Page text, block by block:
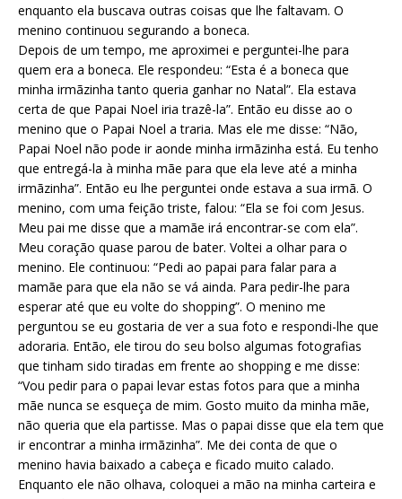
enquanto ela buscava outras coisas que lhe faltavam. O
menino continuou segurando a boneca.
Depois de um tempo, me aproximei e perguntei-lhe para
quem era a boneca. Ele respondeu: “Esta é a boneca que
minha irmãzinha tanto queria ganhar no Natal”. Ela estava
certa de que Papai Noel iria trazê-la”. Então eu disse ao o
menino que o Papai Noel a traria. Mas ele me disse: “Não,
Papai Noel não pode ir aonde minha irmãzinha está. Eu tenho
que entregá-la à minha mãe para que ela leve até a minha
irmãzinha”. Então eu lhe perguntei onde estava a sua irmã. O
menino, com uma feição triste, falou: “Ela se foi com Jesus.
Meu pai me disse que a mamãe irá encontrar-se com ela”.
Meu coração quase parou de bater. Voltei a olhar para o
menino. Ele continuou: “Pedi ao papai para falar para a
mamãe para que ela não se vá ainda. Para pedir-lhe para
esperar até que eu volte do shopping”. O menino me
perguntou se eu gostaria de ver a sua foto e respondi-lhe que
adoraria. Então, ele tirou do seu bolso algumas fotografias
que tinham sido tiradas em frente ao shopping e me disse:
“Vou pedir para o papai levar estas fotos para que a minha
mãe nunca se esqueça de mim. Gosto muito da minha mãe,
não queria que ela partisse. Mas o papai disse que ela tem que
ir encontrar a minha irmãzinha”. Me dei conta de que o
menino havia baixado a cabeça e ficado muito calado.
Enquanto ele não olhava, coloquei a mão na minha carteira e